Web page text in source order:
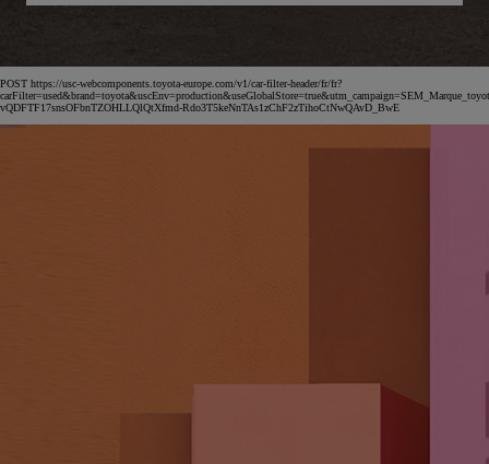
POST https://usc-webcomponents.toyota-europe.com/v1/car-filter-header/fr/fr?
vQDFTF17snsOFbnTZOHLLQlQtXfmd-Rdo3T5keNnTAs1zChF2zTihoCtNwQAvD_BwE